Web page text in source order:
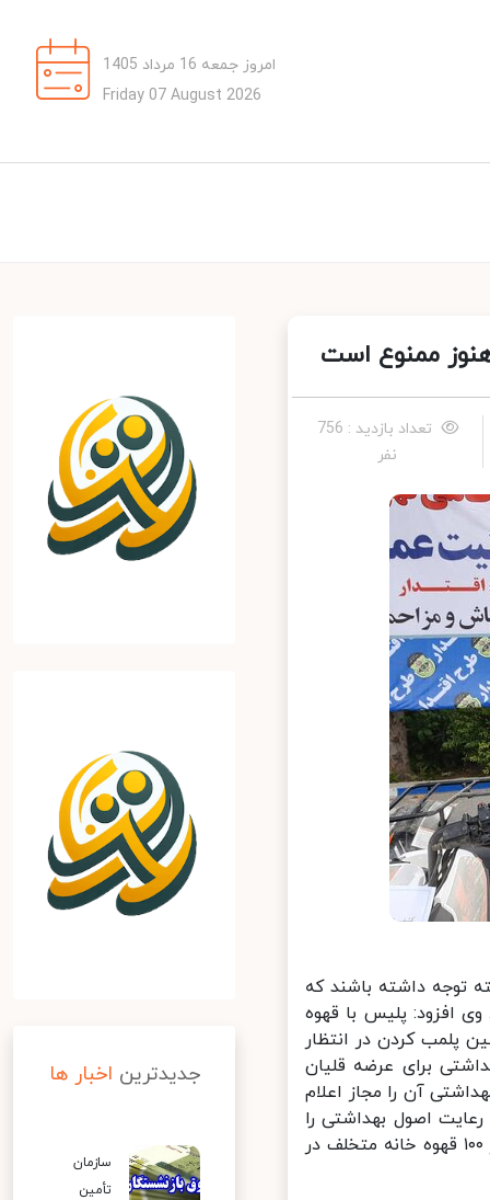
امروز جمعه 16 مرداد 1405
Friday 07 August 2026
ممنوع است
تعداد بازدید : 756
نفر
توجه داشته باشند که
افزود: پلیس با قهوه
پلمب کردن در انتظار
برای عرضه قلیان
آن را مجاز اعلام
اصول بهداشتی را
دارند، پلمب خواهند شد. به گفته سرهنگ مرادی، در چند ماه اخیر بیش از ۱۰۰ قهوه خانه متخلف در
جدیدترین اخبار ها
سازمان
تأمین